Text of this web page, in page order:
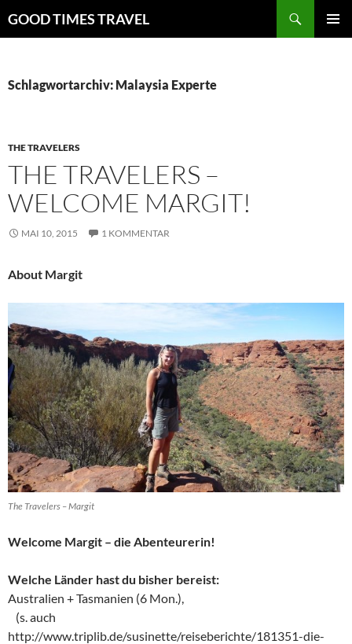
Inhalt
GOOD TIMES TRAVEL
Schlagwortarchiv: Malaysia Experte
THE TRAVELERS
THE TRAVELERS –
WELCOME MARGIT!
MAI 10, 2015 1 KOMMENTAR
About Margit
The Travelers – Margit
Welcome Margit – die Abenteurerin!
Welche Länder hast du bisher bereist:
Australien + Tasmanien (6 Mon.),
(s. auch
http://www.triplib.de/susinette/reiseberichte/181351-die-